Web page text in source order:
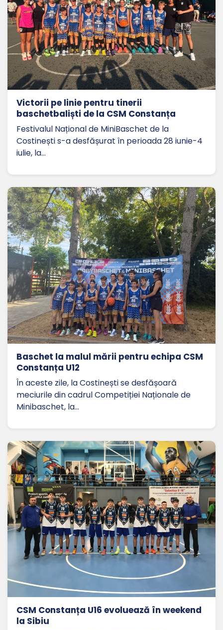
Victorii pe linie pentru tinerii
baschetbaliști de la CSM Constanța
Festivalul Național de MiniBaschet de la
Costinești s-a desfășurat în perioada 28 iunie-4
iulie, la…
Baschet la malul mării pentru echipa CSM
Constanța U12
În aceste zile, la Costinești se desfășoară
meciurile din cadrul Competiției Naționale de
Minibaschet, la…
CSM Constanța U16 evoluează în weekend
la Sibiu